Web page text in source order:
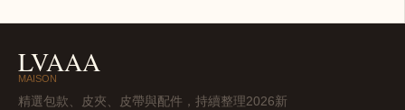
LVAAA
MAISON
精選包款、皮夾、皮帶與配件，持續整理2026新